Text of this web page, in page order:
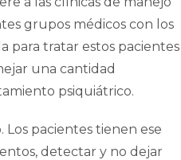
grupos médicos con los
para tratar estos pacientes
una cantidad
psiquiátrico.
pacientes tienen ese
detectar y no dejar